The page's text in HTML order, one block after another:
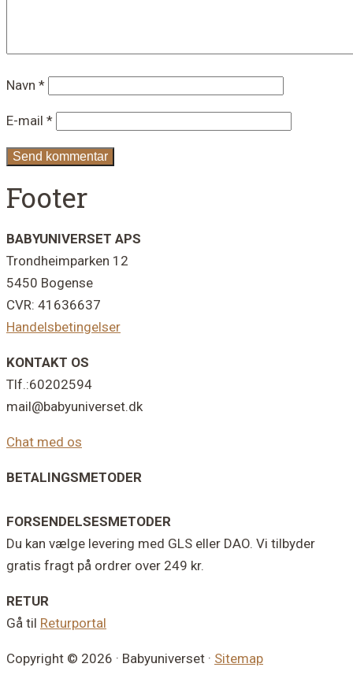
Navn *
E-mail *
Footer
BABYUNIVERSET APS
Trondheimparken 12
5450 Bogense
CVR: 41636637
Handelsbetingelser
KONTAKT OS
Tlf.:60202594
mail@babyuniverset.dk
Chat med os
BETALINGSMETODER
FORSENDELSESMETODER
Du kan vælge levering med GLS eller DAO. Vi tilbyder
gratis fragt på ordrer over 249 kr.
RETUR
Gå til Returportal
Copyright © 2026 · Babyuniverset · Sitemap